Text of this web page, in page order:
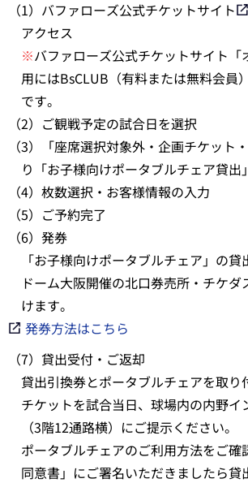
（1）バファローズ公式チケットサイト
アクセス
※バファローズ公式チケットサイト「
用にはBsCLUB（有料または無料会員
です。
（2）ご観戦予定の試合日を選択
（3）「座席選択対象外・企画チケット
り「お子様向けポータブルチェア貸出
（4）枚数選択・お客様情報の入力
（5）ご予約完了
（6）発券
「お子様向けポータブルチェア」の
ドーム大阪開催の北口券売所・チケダ
けます。
発券方法はこちら
（7）貸出受付・ご返却
貸出引換券とポータブルチェアを取り
チケットを試合当日、球場内の内野イ
（3階12通路横）にご提示ください。
ポータブルチェアのご利用方法をご確
同意書」にご署名いただきましたら貸